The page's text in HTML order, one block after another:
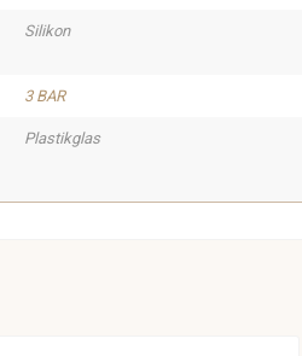
Silikon
3 BAR
Plastikglas